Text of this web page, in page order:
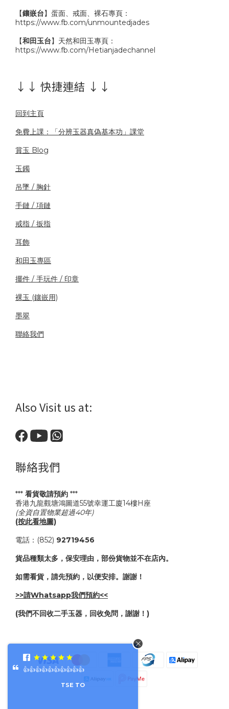
【鑲嵌台】蛋面、戒面、裸石專頁：
https://www.fb.com/unmountedjades
【和田玉台】天然和田玉專頁：
https://www.fb.com/Hetianjadechannel
↓↓ 快捷連結 ↓↓
回到主頁
免費上課：「分辨玉器真偽基本功」課堂
賞玉 Blog
玉鐲
吊墜 / 胸針
手鏈 / 項鏈
戒指 / 扳指
耳飾
和田玉專區
擺件 / 手玩件 / 印章
裸玉 (鑲嵌用)
墨翠
聯絡我們
Also Visit us at:
聯絡我們
*** 看貨敬請預約 ***
香港九龍觀塘鴻圖道55號幸運工廈14樓H座
(全資自置物業超過40年)
(按此看地圖)
電話：(852) 92719456
貨品種類太多，保安理由，部份貨物並不在店內。
如需看貨，請先預約，以便安排。謝謝！
>>請Whatsapp我們預約<<
(我們不回收二手玉器，回收免問，謝謝！)
👍👍👍👍👍👍👍👍👍👍
TSE TO